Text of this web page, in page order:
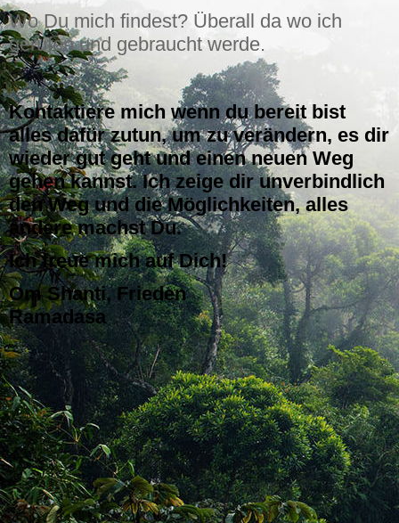
Wo Du mich findest? Überall da wo ich
gerufen und gebraucht werde.
Kontaktiere mich wenn du bereit bist
alles dafür zutun, um zu verändern, es dir
wieder gut geht und einen neuen Weg
gehen kannst. Ich zeige dir unverbindlich
den Weg und die Möglichkeiten, alles
andere machst Du.
Ich freue mich auf Dich!
Om Shanti, Frieden
Ramadasa